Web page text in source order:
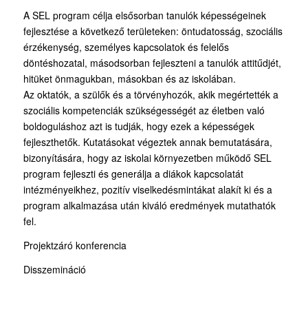
A SEL program célja elsősorban tanulók képességeinek
fejlesztése a következő területeken: öntudatosság, szociális
érzékenység, személyes kapcsolatok és felelős
döntéshozatal, másodsorban fejleszteni a tanulók attitűdjét,
hitüket önmagukban, másokban és az iskolában.
Az oktatók, a szülők és a törvényhozók, akik megértették a
szociális kompetenciák szükségességét az életben való
boldoguláshoz azt is tudják, hogy ezek a képességek
fejleszthetők. Kutatásokat végeztek annak bemutatására,
bizonyítására, hogy az iskolai környezetben működő SEL
program fejleszti és generálja a diákok kapcsolatát
intézményeikhez, pozitív viselkedésmintákat alakít ki és a
program alkalmazása után kiváló eredmények mutathatók
fel.
Projektzáró konferencia
Disszemináció